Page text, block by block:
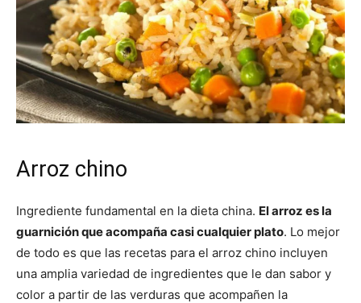
Online
|
Arroz chino
Ingrediente fundamental en la dieta china. El arroz es la
guarnición que acompaña casi cualquier plato. Lo mejor
de todo es que las recetas para el arroz chino incluyen
una amplia variedad de ingredientes que le dan sabor y
color a partir de las verduras que acompañen la